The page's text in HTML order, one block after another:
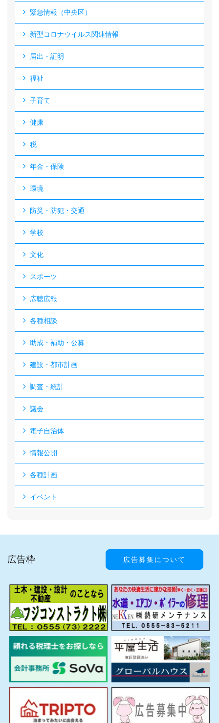
緊急情報（中央区）
新型コロナウイルス関連情報
届出・証明
福祉
子育て
健康
税
年金・保険
環境
防災・防犯・交通
学校
文化
スポーツ
広聴広報
各種相談
助成・補助・公募
建設・都市計画
調査・統計
議会
電子自治体
情報公開
各種計画
イベント
広告枠 広告募集について